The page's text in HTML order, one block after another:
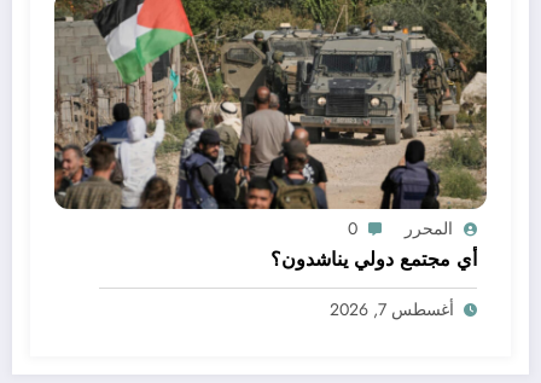
المحرر 0
أي مجتمع دولي يناشدون؟
أغسطس 7, 2026